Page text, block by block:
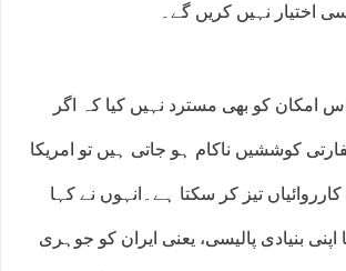
اختیار نہیں کریں گے۔
امکان کو بھی مسترد نہیں کیا کہ اگر
کوششیں ناکام ہو جاتی ہیں تو امریکا
تیز کر سکتا ہے۔انہوں نے کہا
بنیادی پالیسی، یعنی ایران کو جوہری